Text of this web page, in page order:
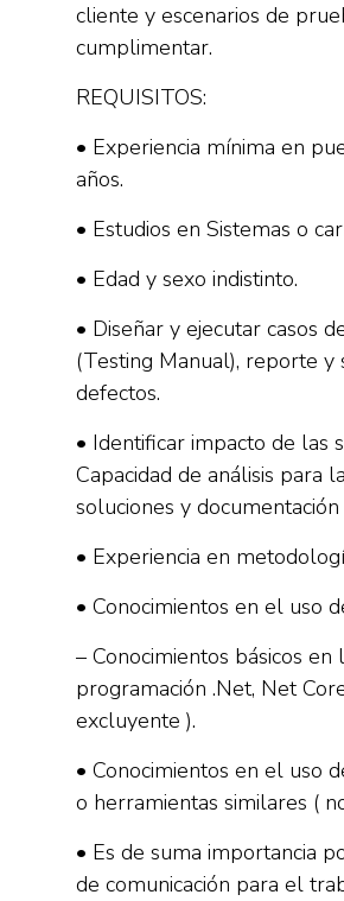
cliente y escenarios de
cumplimentar.
REQUISITOS:
• Experiencia mínima en
años.
• Estudios en Sistemas o
• Edad y sexo indistinto.
• Diseñar y ejecutar casos
(Testing Manual), reporte y
defectos.
• Identificar impacto de las
Capacidad de análisis para
soluciones y
• Experiencia en
• Conocimientos en el uso
– Conocimientos básicos en
programación .Net, Net
excluyente ).
• Conocimientos en el uso
o herramientas similares (
• Es de suma importancia
de comunicación para el